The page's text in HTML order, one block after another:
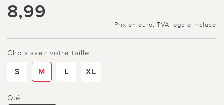
8,99
Prix en euro, TVA légale incluse
Choisissez votre taille
S M L XL
Qté